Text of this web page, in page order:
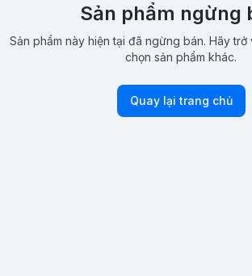
Sản phẩm ngừng
Sản phẩm này hiện tại đã ngừng bán. Hãy
chọn sản phẩm khác.
Quay lại trang chủ